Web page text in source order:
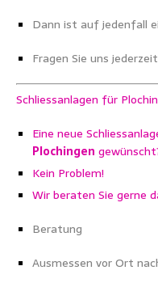
Dann ist auf jedenfall
Fragen Sie uns
Schliessanlagen für P
Eine neue
Plochingen
Kein Problem!
Wir beraten Sie gerne
Beratung
Ausmessen vor Ort